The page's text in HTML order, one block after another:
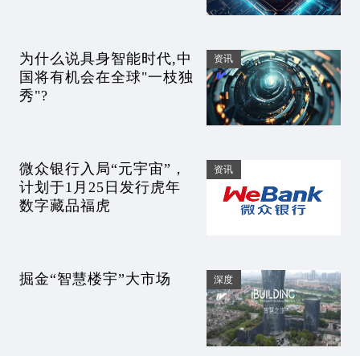
为什么说具身智能时代,中
国将有机会在全球"一枝独
秀"?
资讯
微众银行入局“元宇宙”，
计划于1月25日发行虎年
数字藏品福虎
资讯
掘金“智慧楼宇”大市场 深度